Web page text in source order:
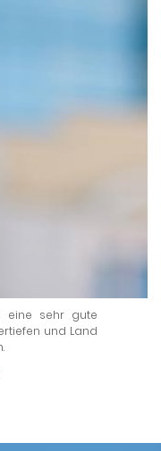
eine sehr gute
und Land